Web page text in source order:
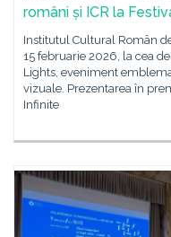
români și ICR la
Institutul Cultural Român
15 februarie 2026, la cea
Lights, eveniment
vizuale. Prezentarea în
Infinite